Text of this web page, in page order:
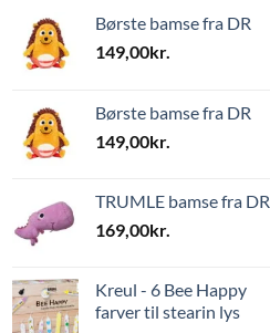
Børste bamse fra DR
149,00kr.
Børste bamse fra DR
149,00kr.
TRUMLE bamse fra DR
169,00kr.
Kreul - 6 Bee Happy
farver til stearin lys